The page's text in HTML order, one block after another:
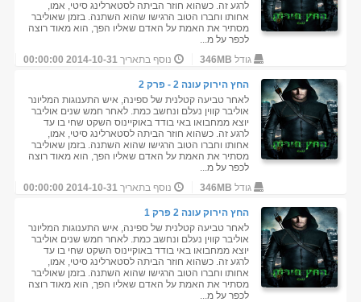
לרגע זה. כשהוא חוזר הביתה לסטארלינג סיטי, אמו,
אחותו וחברו הטוב הרגישו שהוא השתנה. בזמן שאוליבר
מסתיר את האמת על האדם שאליו הפך, הוא מאוד רוצה
לכפר על מ...
גודל 346MB נוסף בתאריך2014-10-31 00:00:00
החץ הירוק עונה 2 - פרק 2
לאחר טביעה קטלנית של ספינה, איש התענוגות המליונר
אוליבר קווין נעלם ונחשב כמת. לאחר חמש שנים אוליבר
יוצא ממחבואו באי בודד באוקיינוס השקט שחי בו עד
לרגע זה. כשהוא חוזר הביתה לסטארלינג סיטי, אמו,
אחותו וחברו הטוב הרגישו שהוא השתנה. בזמן שאוליבר
מסתיר את האמת על האדם שאליו הפך, הוא מאוד רוצה
לכפר על מ...
גודל 346MB נוסף בתאריך2014-10-31 00:00:00
החץ הירוק עונה 2 פרק 1
לאחר טביעה קטלנית של ספינה, איש התענוגות המליונר
אוליבר קווין נעלם ונחשב כמת. לאחר חמש שנים אוליבר
יוצא ממחבואו באי בודד באוקיינוס השקט שחי בו עד
לרגע זה. כשהוא חוזר הביתה לסטארלינג סיטי, אמו,
אחותו וחברו הטוב הרגישו שהוא השתנה. בזמן שאוליבר
מסתיר את האמת על האדם שאליו הפך, הוא מאוד רוצה
לכפר על מ...